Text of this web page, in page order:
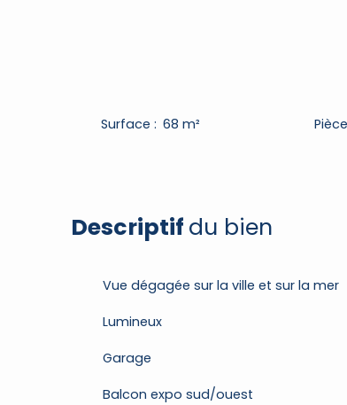
Surface : 68 m²
Descriptif du bien
Vue dégagée sur la ville et sur la mer
Lumineux
Garage
Balcon expo sud/ouest